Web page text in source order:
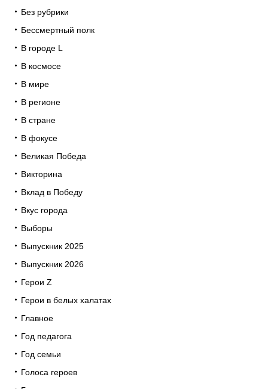
Без рубрики
Бессмертный полк
В городе L
В космосе
В мире
В регионе
В стране
В фокусе
Великая Победа
Викторина
Вклад в Победу
Вкус города
Выборы
Выпускник 2025
Выпускник 2026
Герои Z
Герои в белых халатах
Главное
Год педагога
Год семьи
Голоса героев